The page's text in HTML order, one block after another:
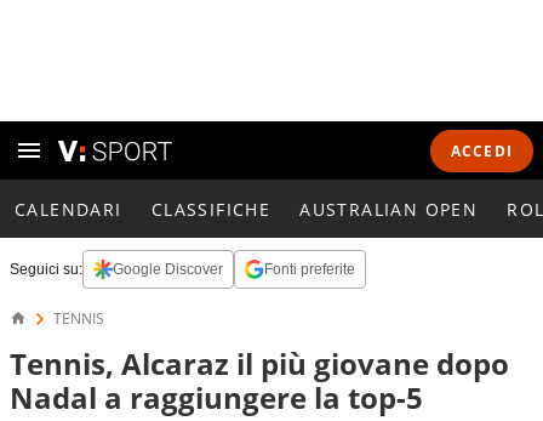
ACCEDI
CALENDARI CLASSIFICHE AUSTRALIAN OPEN
Seguici su: Google Discover Fonti preferite
TENNIS
Tennis, Alcaraz il più giovane dopo
Nadal a raggiungere la top-5